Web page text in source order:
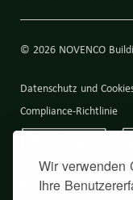
Wir verwenden
Ihre
© 2026 NOVENCO
Datenschutz und
Compliance-Richtlinie
Back to top